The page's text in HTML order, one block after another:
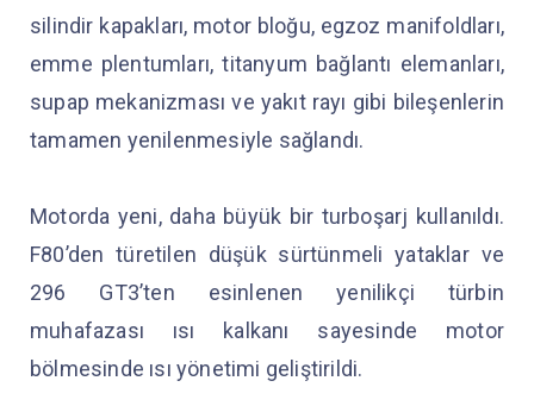
silindir kapakları, motor bloğu, egzoz manifoldları,
emme plentumları, titanyum bağlantı elemanları,
supap mekanizması ve yakıt rayı gibi bileşenlerin
tamamen yenilenmesiyle sağlandı.
Motorda yeni, daha büyük bir turboşarj kullanıldı.
F80’den türetilen düşük sürtünmeli yataklar ve
296 GT3’ten esinlenen yenilikçi türbin
muhafazası ısı kalkanı sayesinde motor
bölmesinde ısı yönetimi geliştirildi.